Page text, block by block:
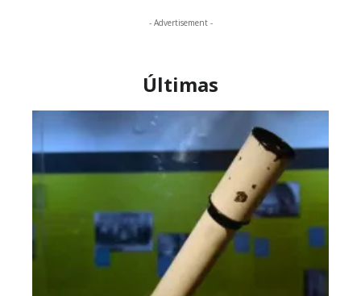
- Advertisement -
Últimas